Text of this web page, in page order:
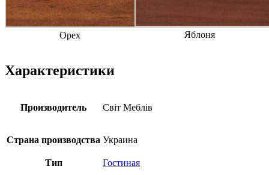
Орех Яблоня
Характеристики
Производитель Свiт Меблiв
Страна производства Украина
Тип Гостиная